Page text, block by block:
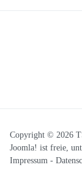
Copyright © 2026
Joomla! ist freie,
Impressum -